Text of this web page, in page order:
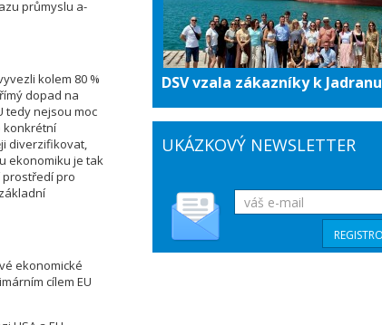
průmyslu a­
kolem 80 %
dopad na
tedy nejsou moc
konkrétní
diverzifikovat,
ekonomiku je tak
prostředí pro
ekonomické
cílem EU
DSV vzala zákazníky k Jadranu
UKÁZKOVÝ NEWSLETTER